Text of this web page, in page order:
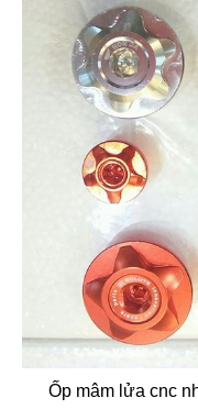
Ốp mâm lửa cnc